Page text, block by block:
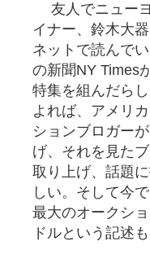
友人でニュー
イナー、鈴木大
ネットで読んで
の新聞NY Times
特集を組んだら
よれば、アメリ
ションブロガー
げ、それを見た
取り上げ、話題
しい。そして今
最大のオークシ
ドルという記述